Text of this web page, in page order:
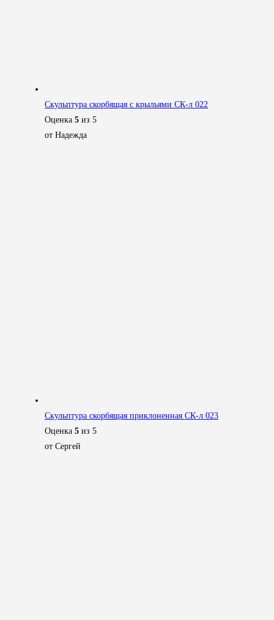
Скульптура скорбящая с крыльями СК-л 022
Оценка 5 из 5
от Надежда
Скульптура скорбящая приклоненная СК-л 023
Оценка 5 из 5
от Сергей